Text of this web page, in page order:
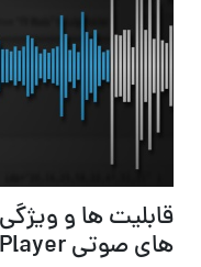
قابلیت ها و
های صوتی WavePlayer نسخه 3.2.0